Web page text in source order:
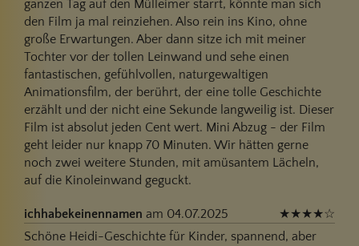
ganzen Tag auf den Mülleimer starrt, könnte man sich
den Film ja mal reinziehen. Also rein ins Kino, ohne
große Erwartungen. Aber dann sitze ich mit meiner
Tochter vor der tollen Leinwand und sehe einen
fantastischen, gefühlvollen, naturgewaltigen
Animationsfilm, der berührt, der eine tolle Geschichte
erzählt und der nicht eine Sekunde langweilig ist. Dieser
Film ist absolut jeden Cent wert. Mini Abzug - der Film
geht leider nur knapp 70 Minuten. Wir hätten gerne
noch zwei weitere Stunden, mit amüsantem Lächeln,
auf die Kinoleinwand geguckt.
ichhabekeinennamen am 04.07.2025 ★★★★☆
Schöne Heidi-Geschichte für Kinder, spannend, aber